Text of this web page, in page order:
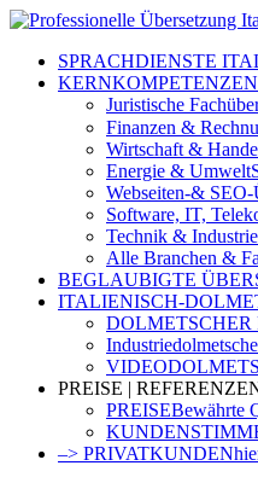
SPRACHDIENSTE
KERNKOMPETENZEN
Juristische
Finanzen &
Wirtschaft &
Energie & Umwelt
Webseiten-& SEO-
Software, IT,
Technik & Industrie
Alle Branchen &
BEGLAUBIGTE
ITALIENISCH-
PREISE |
PREISEBewährte
–> PRIVATKUNDEN